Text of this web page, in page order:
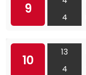
9
4
10
13
4